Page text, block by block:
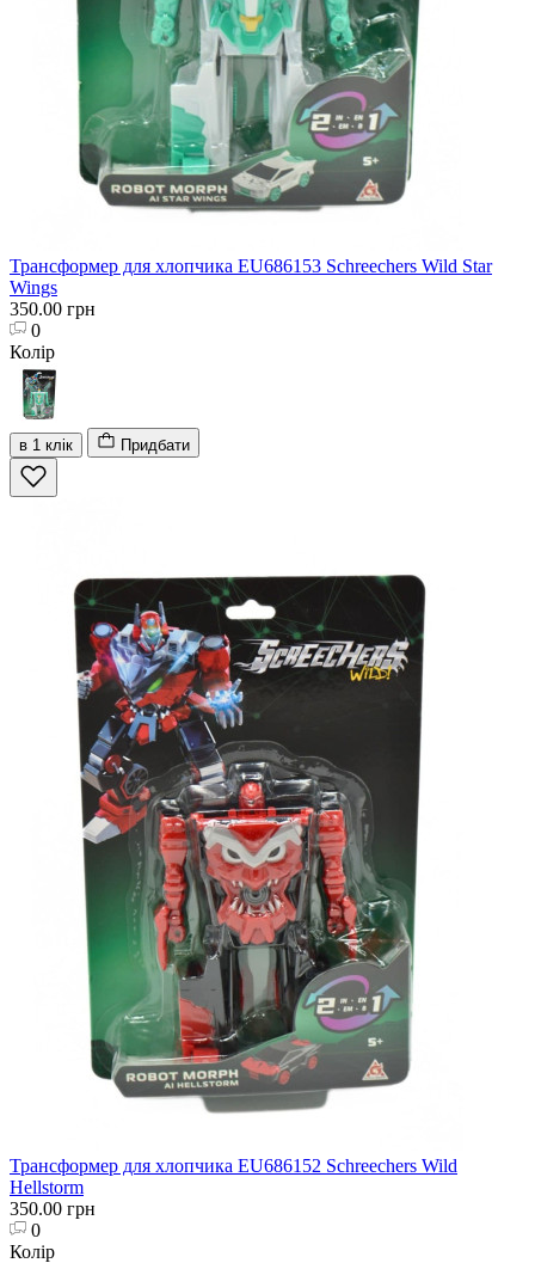
Трансформер для хлопчика EU686153 Schreechers Wild Star
Wings
350.00 грн
0
Колір
в 1 клік Придбати
Трансформер для хлопчика EU686152 Schreechers Wild
Hellstorm
350.00 грн
0
Колір